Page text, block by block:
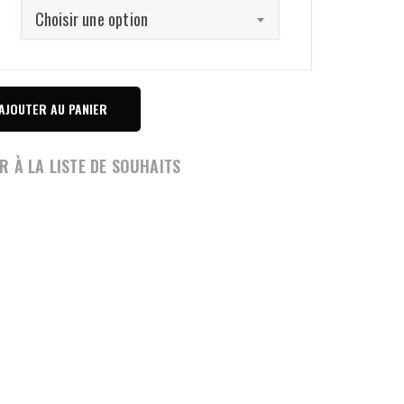
prix :
134.00€
à
Choisir une option
AU PANIER
À LA LISTE DE SOUHAITS